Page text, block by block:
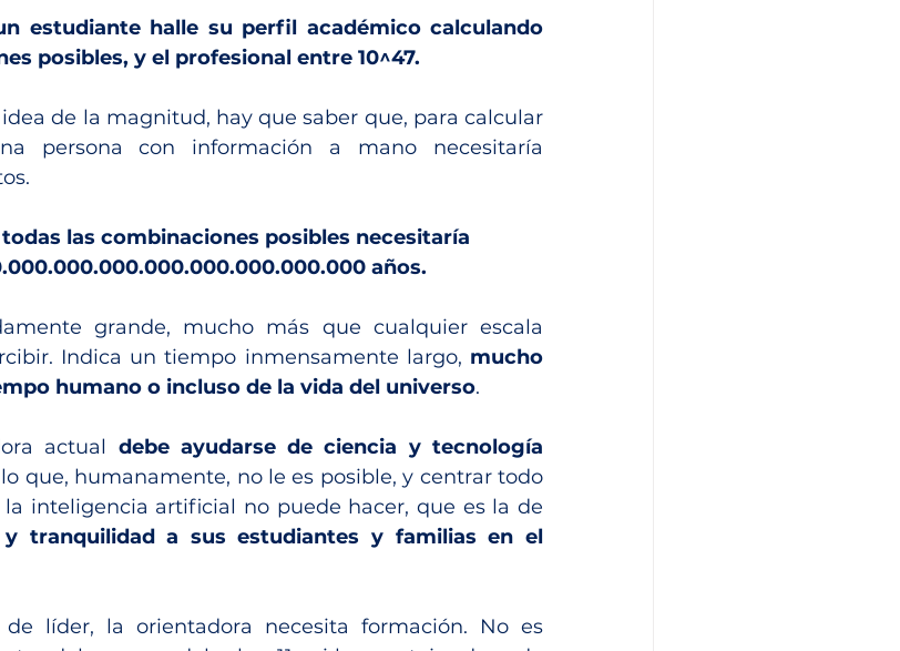
estudiante halle su perfil académico calculando
posibles, y el profesional entre 10^47.
de la magnitud, hay que saber que, para calcular
persona con información a mano necesitaría
las combinaciones posibles necesitaría
años.
grande, mucho más que cualquier escala
Indica un tiempo inmensamente largo, mucho
humano o incluso de la vida del universo.
actual debe ayudarse de ciencia y tecnología
que, humanamente, no le es posible, y centrar todo
tranquilidad a sus estudiantes y familias en el
líder, la orientadora necesita formación. No es